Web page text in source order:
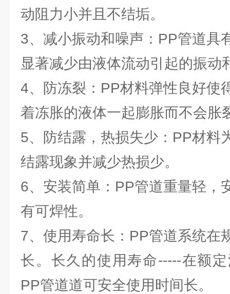
动阻力小并且不结垢。
3、减小振动和噪声：PP管道具
显著减少由液体流动引起的振动
4、防冻裂：PP材料弹性良好使
着冻胀的液体一起膨胀而不会胀
5、防结露，热损失少：PP材料
结露现象并减少热损少。
6、安装简单：PP管道重量轻，
有可焊性。
7、使用寿命长：PP管道系统在
长。长久的使用寿命-----在额
PP管道道可安全使用时间长。